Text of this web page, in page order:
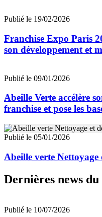
Publié le 19/02/2026
Franchise Expo Paris
son développement et
Publié le 09/01/2026
Abeille Verte accélère
franchise et pose les
Publié le 05/01/2026
Abeille verte Nettoyage
Dernières news du
Publié le 10/07/2026